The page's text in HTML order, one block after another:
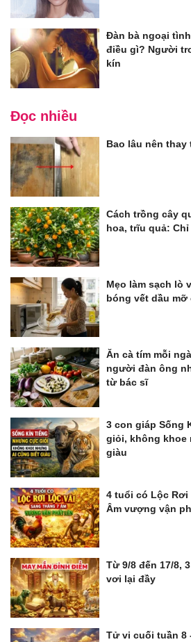
Đàn bà ngoại
điều gì? Người
kín
Đọc nhiều
Bao lâu nên
Cách trồng cây
hoa, trĩu quả:
Mẹo làm sạch lò
bóng vết dầu
Ăn cà tím mỗi
người đàn ông
từ bác sĩ
3 con giáp Sống
giỏi, không khoe
giàu
4 tuổi có Lộc Rơi
Âm vượng vận
Từ 9/8 đến 17/8,
vơi lại đầy
Tử vi cuối tuần 8